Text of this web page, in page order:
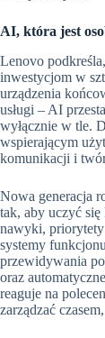
AI, która jest
Lenovo
inwestycjom w
urządzenia
usługi – AI
wyłącznie w tle.
wspierającym
komunikacji i
Nowa generacja
tak, aby uczyć
nawyki, priorytety
systemy
przewidywania
oraz
reaguje na
zarządzać